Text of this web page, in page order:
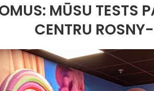
MŪSU TESTS
CENTRU